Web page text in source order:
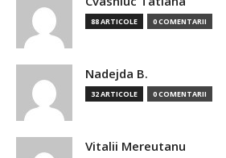
88 ARTICOLE 0 COMENTARII
Nadejda B.
32 ARTICOLE 0 COMENTARII
Vitalii Mereutanu